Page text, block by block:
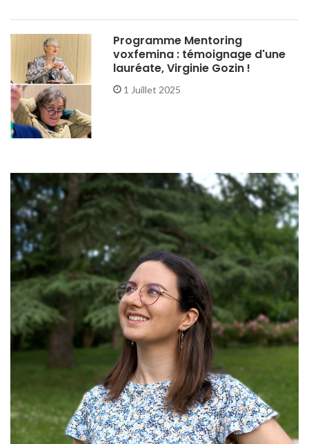
Programme Mentoring
voxfemina : témoignage d'une
lauréate, Virginie Gozin !
1 Juillet 2025